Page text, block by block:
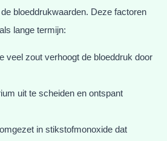
bloeddrukwaarden. Deze factoren
lange termijn:
veel zout verhoogt de bloeddruk door
uit te scheiden en ontspant
in stikstofmonoxide dat